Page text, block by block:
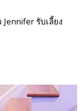
รับเลี้ยง